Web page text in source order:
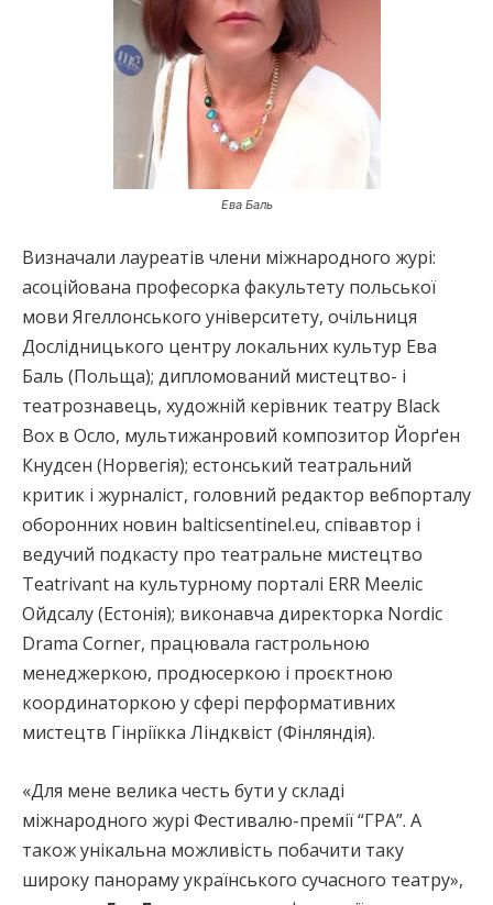
Ева Баль
Визначали лауреатів члени міжнародного журі:
асоційована професорка факультету польської
мови Ягеллонського університету, очільниця
Дослідницького центру локальних культур Ева
Баль (Польща); дипломований мистецтво- і
театрознавець, художній керівник театру Black
Box в Осло, мультижанровий композитор Йорґен
Кнудсен (Норвегія); естонський театральний
критик і журналіст, головний редактор вебпорталу
оборонних новин balticsentinel.eu, співавтор і
ведучий подкасту про театральне мистецтво
Teatrivant на культурному порталі ERR Мееліс
Ойдсалу (Естонія); виконавча директорка Nordic
Drama Corner, працювала гастрольною
менеджеркою, продюсеркою і проєктною
координаторкою у сфері перформативних
мистецтв Гінріїкка Ліндквіст (Фінляндія).
«Для мене велика честь бути у складі
міжнародного журі Фестивалю-премії “ГРА”. А
також унікальна можливість побачити таку
широку панораму українського сучасного театру»,